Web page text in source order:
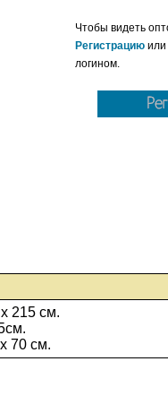
Чтобы видеть
Регистрацию или
логином.
215 см.
см.
70 см.